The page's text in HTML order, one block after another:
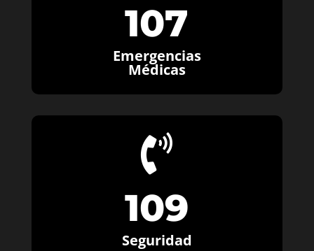
107
Emergencias
Médicas

109
Seguridad